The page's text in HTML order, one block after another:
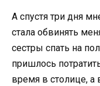
А спустя три дня
стала обвинять
сестры спать на
пришлось
время в столице, а